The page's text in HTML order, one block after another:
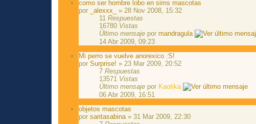
como ser hombre lobo en sims mascotas
por
_alexxx_
» 28 Nov 2008, 15:32
11Respuestas
16780 Vistas
Último mensaje pormandragula
14 Abr 2009, 09:23
Mi perro se vuelve anorexico :S!
porSurprise! » 23 Mar 2009, 20:52
7Respuestas
13571 Vistas
Último mensaje por Kaotika
06 Abr 2009, 16:51
objetos mascotas
porsaritasabina» 31 Mar 2009, 22:30